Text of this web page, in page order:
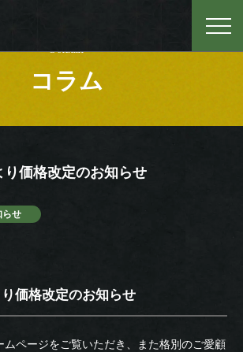
Column
コラム
り価格改定のお知らせ
らせ
価格改定のお知らせ
ムページをご覧いただき、また格別のご愛顧